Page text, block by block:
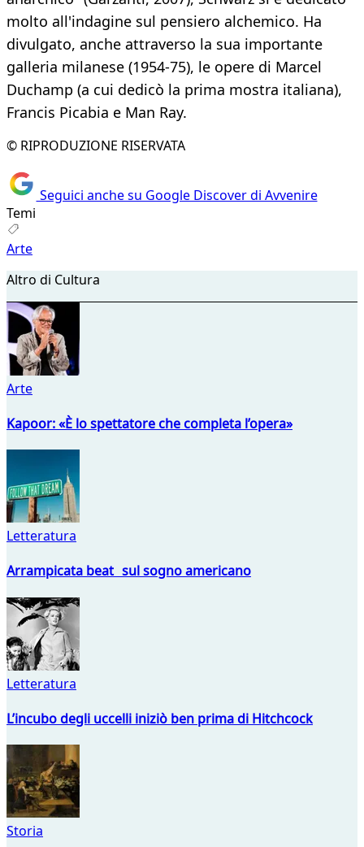
molto all'indagine sul pensiero alchemico. Ha
divulgato, anche attraverso la sua importante
galleria milanese (1954-75), le opere di Marcel
Duchamp (a cui dedicò la prima mostra italiana),
Francis Picabia e Man Ray.
© RIPRODUZIONE RISERVATA
Seguici anche su Google Discover di Avvenire
Temi
Arte
Altro di Cultura
Arte
Kapoor: «È lo spettatore che completa l’opera»
Letteratura
Arrampicata beat sul sogno americano
Letteratura
L’incubo degli uccelli iniziò ben prima di Hitchcock
Storia